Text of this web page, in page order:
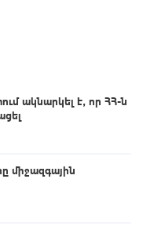
ակնարկել է, որ ՀՀ-ն
միջազգային